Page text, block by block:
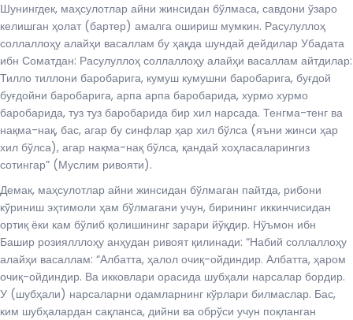
Шунингдек, маҳсулотлар айни жинсидан бўлмаса, савдони ўзаро
келишган ҳолат (бартер) амалга ошириш мумкин. Расулуллоҳ
соллаллоҳу алайҳи васаллам бу ҳақда шундай дейдилар Убадата
ибн Соматдан: Расулуллоҳ соллаллоҳу алайҳи васаллам айтдилар:
Тилло тиллони баробарига, кумуш кумушни баробарига, буғдой
буғдойни баробарига, арпа арпа баробарида, хурмо хурмо
баробарида, туз туз баробарида бир хил нарсада. Тенгма-тенг ва
нақма-нақ, бас, агар бу синфлар ҳар хил бўлса (яъни жинси ҳар
хил бўлса), агар нақма-нақ бўлса, қандай хоҳласаларингиз
сотингар” (Муслим ривояти).
Демак, маҳсулотлар айни жинсидан бўлмаган пайтда, рибони
кўриниш эҳтимоли ҳам бўлмагани учун, бирининг иккинчисидан
ортиқ ёки кам бўлиб қолишининг зарари йўқдир. Нўъмон ибн
Башир розиялллоҳу анҳудан ривоят қилинади: “Набий соллаллоҳу
алайҳи васаллам: “Албатта, ҳалол очиқ-ойдиндир. Албатта, ҳаром
очиқ-ойдиндир. Ва икковлари орасида шубҳали нарсалар бордир.
У (шубҳали) нарсаларни одамларнинг кўрлари билмаслар. Бас,
ким шубҳалардан сақланса, дийни ва обрўси учун поқланган